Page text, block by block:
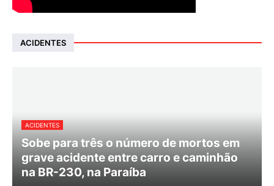
ACIDENTES
ACIDENTES
Sobe para três o número de mortos em
grave acidente entre carro e caminhão
na BR-230, na Paraíba